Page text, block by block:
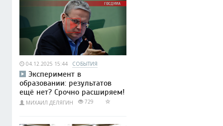
04.12.2025 15:44 СОБЫТИЯ
Эксперимент в
образовании: результатов
ещё нет? Срочно расширяем!
МИХАИЛ ДЕЛЯГИН 729